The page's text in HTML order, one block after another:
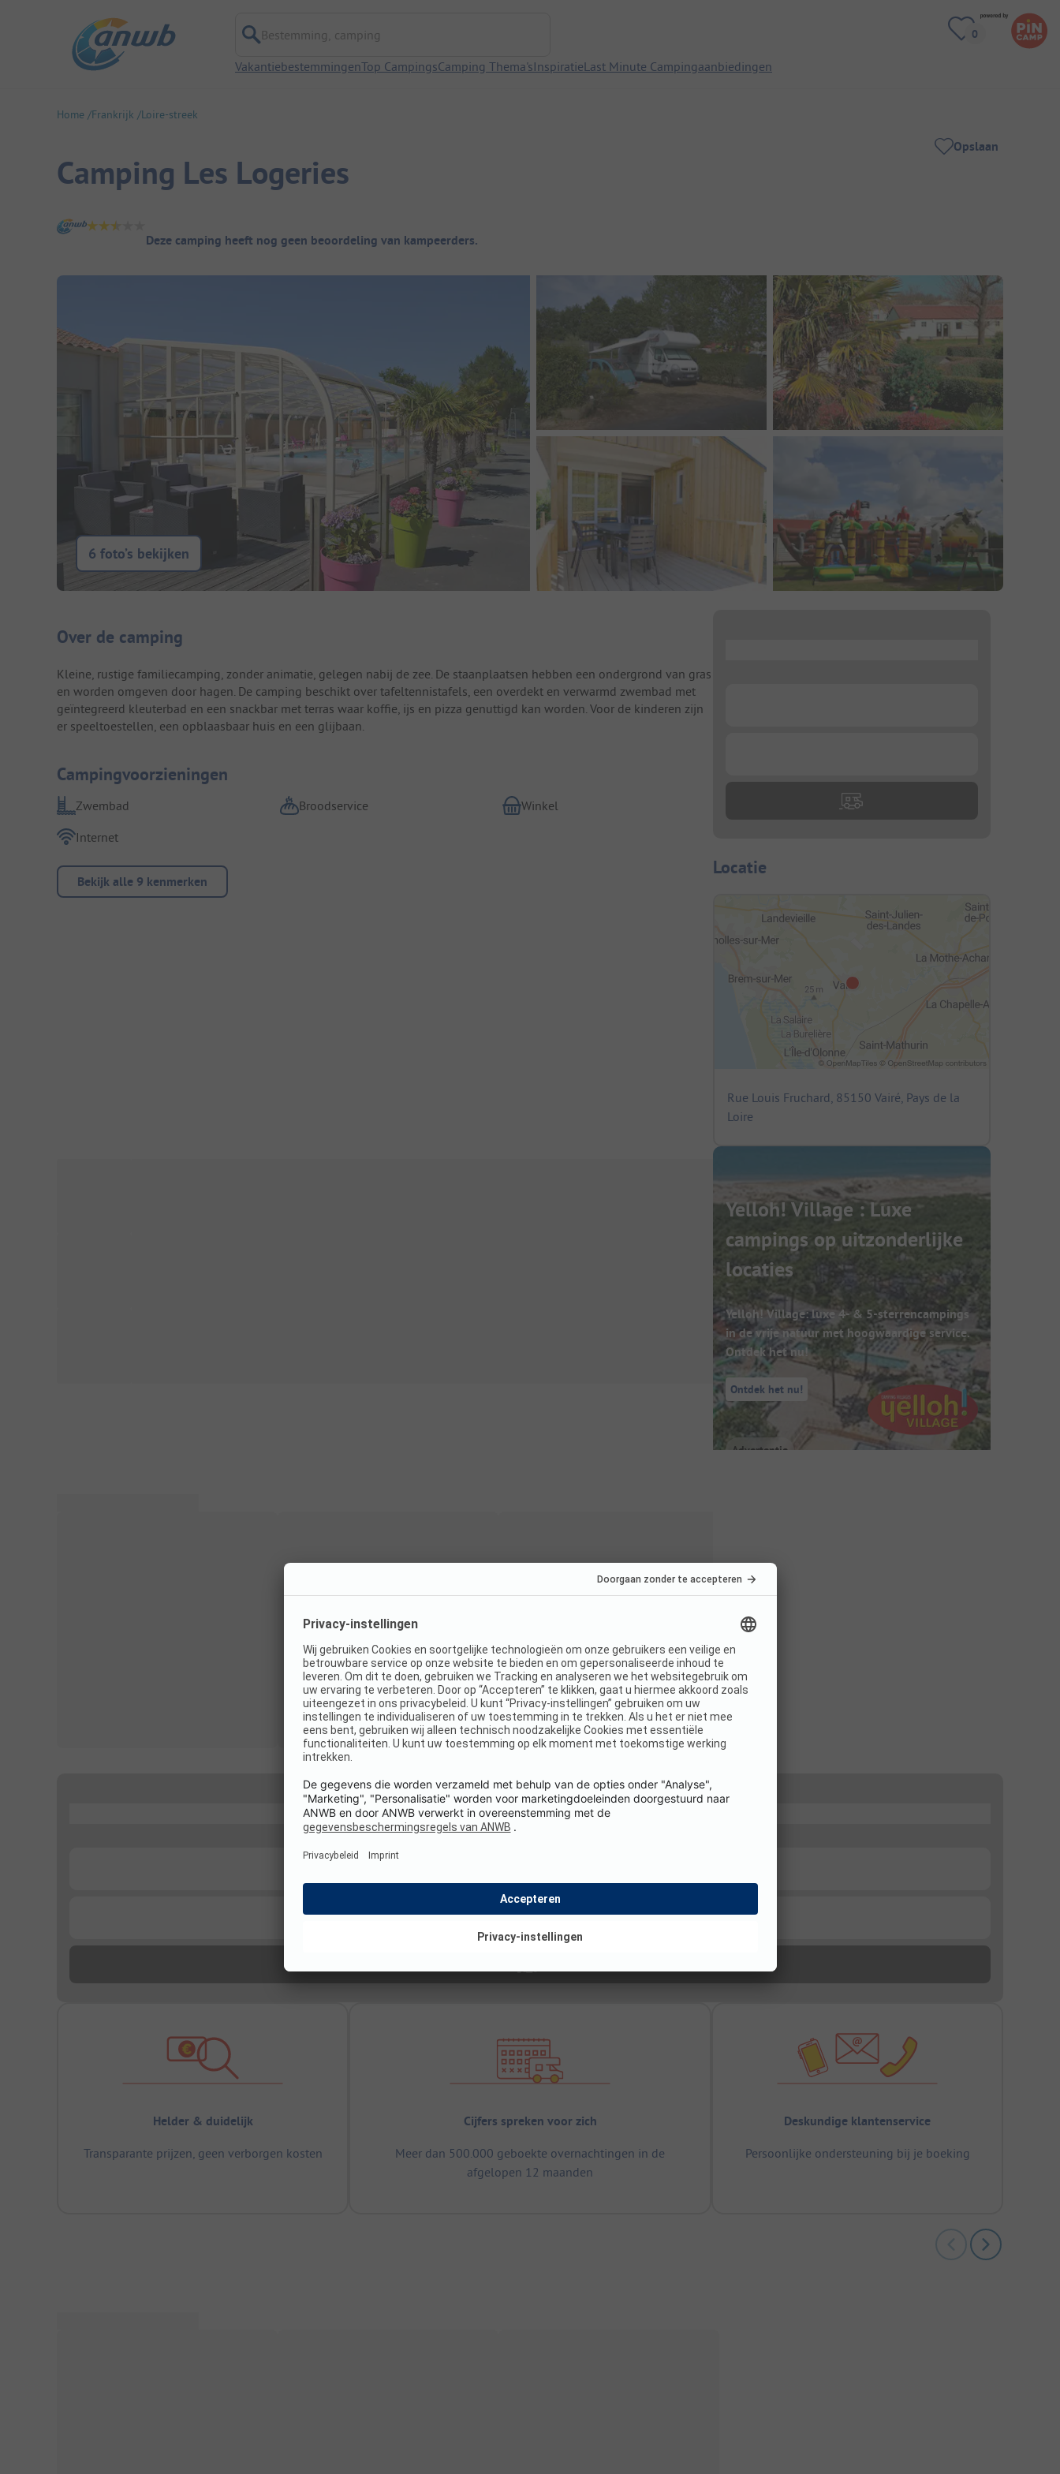
Bestemming, camping
VakantiebestemmingenTop CampingsCamping Thema'sInspiratieLast Minute Campingaanbiedingen
Home Frankrijk Loire-streek
Camping Les Logeries
Opslaan
Camping overzicht
Deze camping heeft nog geen beoordeling van kampeerders.
6 foto’s bekijken
Camping introductie
Over de camping
Kleine, rustige familiecamping, zonder animatie, gelegen nabij de zee. De staanplaatsen hebben een ondergrond van gras
en worden omgeven door hagen. De camping beschikt over tafeltennistafels, een overdekt en verwarmd zwembad met
geïntegreerd kleuterbad en een snackbar met terras waar koffie, ijs en pizza genuttigd kan worden. Voor de kinderen zijn
er speeltoestellen, een opblaasbaar huis en een glijbaan.
Campingvoorzieningen
Zwembad Broodservice
Winkel
Internet
Bekijk alle 9 kenmerken
Locatie
Rue Louis Fruchard, 85150 Vairé, Pays de la
Loire
Yelloh! Village : Luxe
campings op uitzonderlijke
locaties
Yelloh! Village: luxe 4- & 5-sterrencampings
in de vrije natuur met hoogwaardige service.
Ontdek het nu!
Ontdek het nu!
Helder & duidelijk
Transparante prijzen, geen verborgen kosten
Cijfers spreken voor zich
Meer dan 500.000 geboekte overnachtingen in de
afgelopen 12 maanden
Deskundige klantenservice
Persoonlijke ondersteuning bij je boeking